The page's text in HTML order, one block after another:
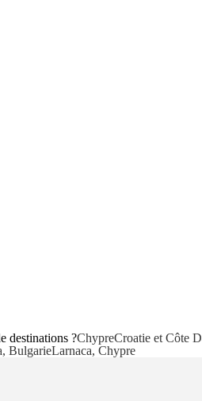
destinations ?ChypreCroatie et Côte
BulgarieLarnaca, Chypre